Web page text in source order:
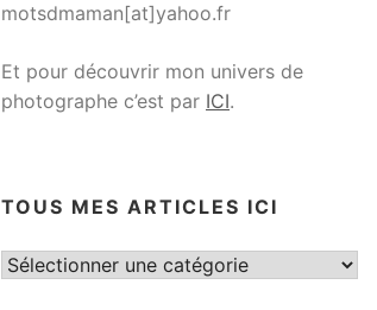
motsdmaman[at]yahoo.fr
Et pour découvrir mon univers de
photographe c’est par ICI.
TOUS MES ARTICLES ICI
Tous